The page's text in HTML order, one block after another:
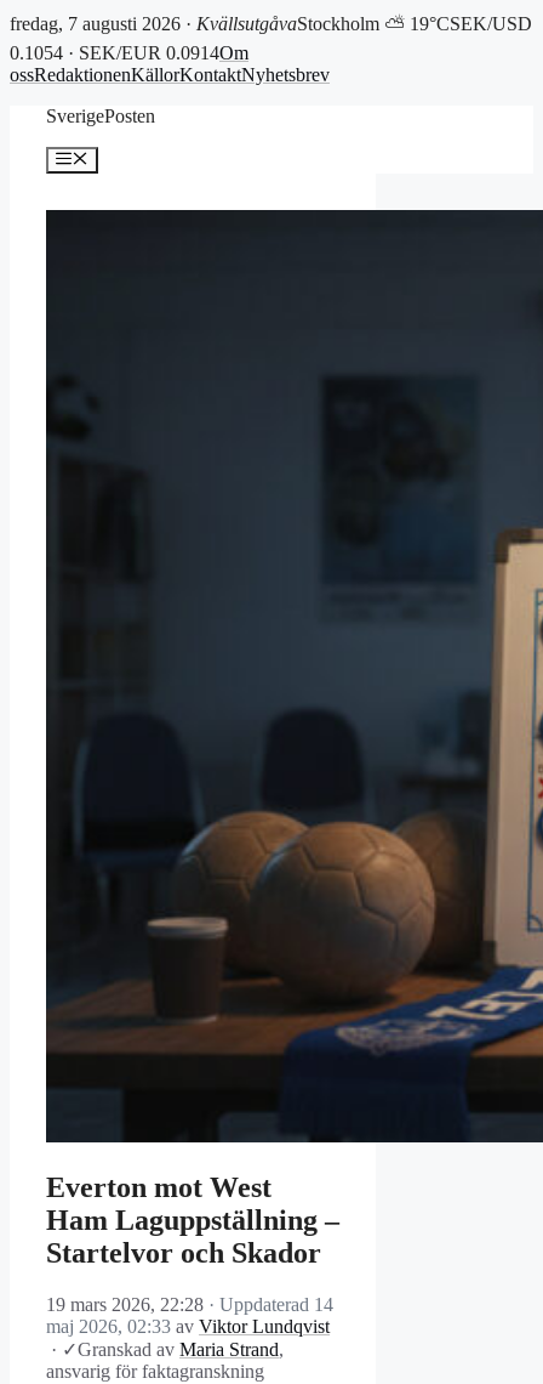
fredag, 7 augusti 2026 · KvällsutgåvaStockholm ⛅ 19°CSEK/USD
0.1054 · SEK/EUR 0.0914Om
ossRedaktionenKällorKontaktNyhetsbrev
SverigePosten
Meny
Everton mot West
Ham Laguppställning –
Startelvor och Skador
19 mars 2026, 22:28 · Uppdaterad 14
maj 2026, 02:33 av Viktor Lundqvist
· ✓Granskad av Maria Strand,
ansvarig för faktagranskning